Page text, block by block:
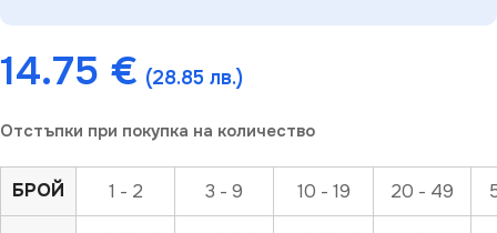
14.75 € (28.85 лв.)
Отстъпки при покупка на количество
БРОЙ 1 - 2 3 - 9 10 - 19 20 - 49